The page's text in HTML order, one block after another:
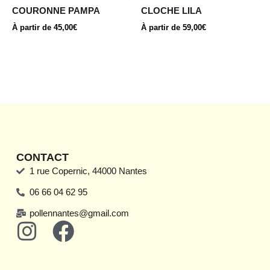
COURONNE PAMPA
À partir de 45,00€
choisies
sur
CLOCHE LILA
À partir de 59,00€
choisies
sur
CONTACT
1 rue Copernic, 44000 Nantes
06 66 04 62 95
pollennantes@gmail.com
I
F